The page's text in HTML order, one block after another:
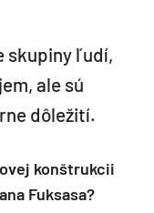
skupiny ľudí,
ale sú
dôležití.
konštrukcii
Fuksasa?